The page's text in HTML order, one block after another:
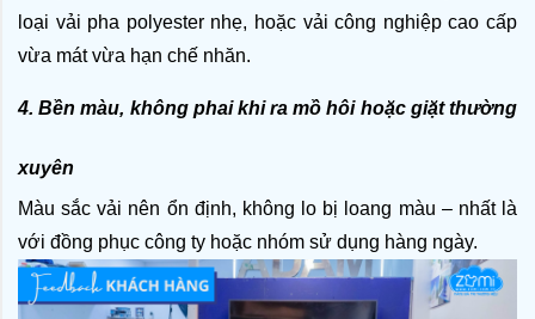
loại vải pha polyester nhẹ, hoặc vải công nghiệp cao cấp
vừa mát vừa hạn chế nhăn.
4. Bền màu, không phai khi ra mồ hôi hoặc giặt thường
xuyên
Màu sắc vải nên ổn định, không lo bị loang màu – nhất là
với đồng phục công ty hoặc nhóm sử dụng hàng ngày.